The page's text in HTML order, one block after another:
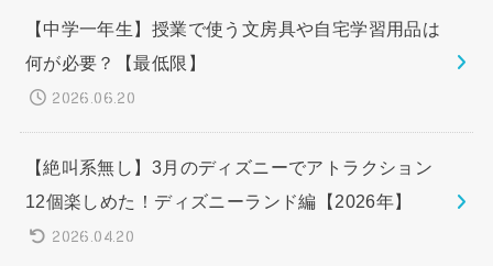
【中学一年生】授業で使う文房具や自宅学習用品は
何が必要？【最低限】
2026.06.20
【絶叫系無し】3月のディズニーでアトラクション
12個楽しめた！ディズニーランド編【2026年】
2026.04.20